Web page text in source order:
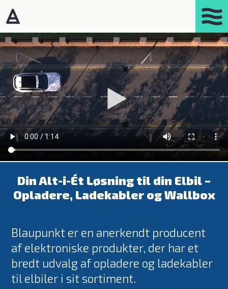
Products
Portasplit
Varmepumper – Luft/luft
Affugtere
Gasprodukter
Kaminer
Luftrensere
Robotstøvsugere
Ventilator
Poolpumper
Blaupunkt
Din Alt-i-Ét Løsning til din Elbil –
Opladere, Ladekabler og Wallbox
Blaupunkt er en anerkendt producent
af elektroniske produkter, der har et
bredt udvalg af opladere og ladekabler
til elbiler i sit sortiment.